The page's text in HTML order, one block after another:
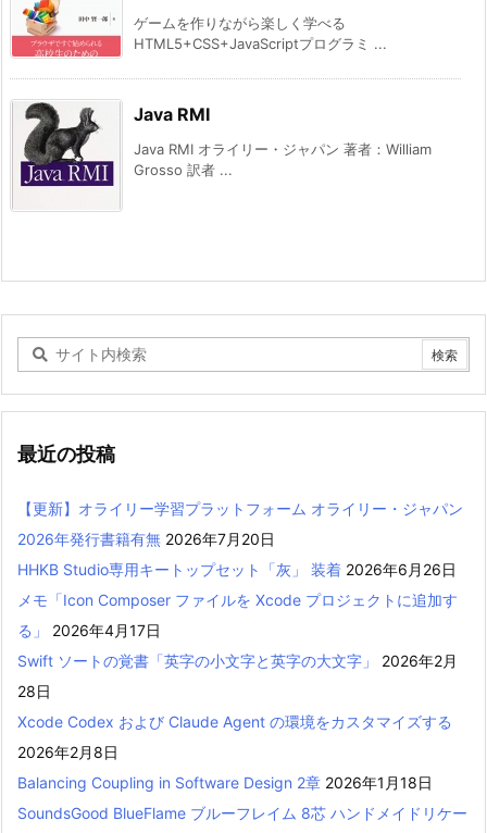
ゲームを作りながら楽しく学べる
HTML5+CSS+JavaScriptプログラミ ...
Java RMI
Java RMI オライリー・ジャパン 著者：William
Grosso 訳者 ...
最近の投稿
【更新】オライリー学習プラットフォーム オライリー・ジャパン
2026年発行書籍有無 2026年7月20日
HHKB Studio専用キートップセット「灰」 装着 2026年6月26日
メモ「Icon Composer ファイルを Xcode プロジェクトに追加す
る」
2026年4月17日
Swift ソートの覚書「英字の小文字と英字の大文字」
2026年2月
28日
Xcode Codex および Claude Agent の環境をカスタマイズする
2026年2月8日
Balancing Coupling in Software Design 2章 2026年1月18日
SoundsGood BlueFlame ブルーフレイム 8芯 ハンドメイドリケー